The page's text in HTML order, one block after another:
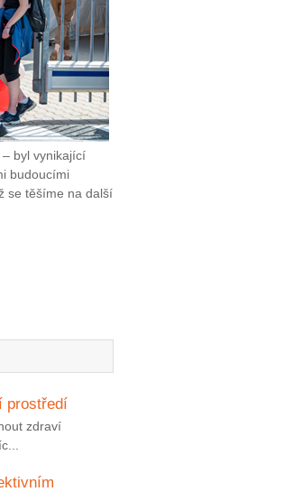
byl vynikající
budoucími
se těšíme na další
prostředí
zdraví